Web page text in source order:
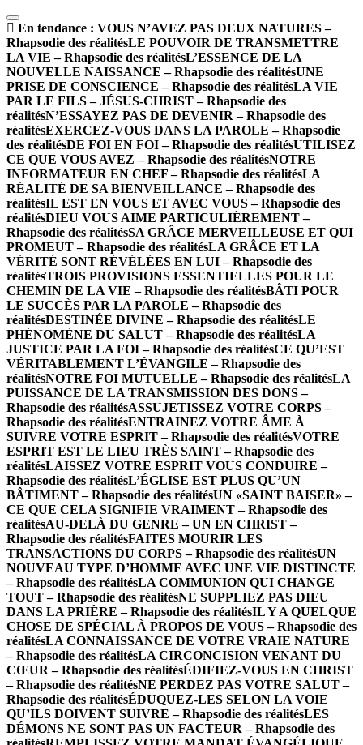
En tendance : VOUS N’AVEZ PAS DEUX NATURES –
Rhapsodie des réalitésLE POUVOIR DE TRANSMETTRE
LA VIE – Rhapsodie des réalitésL’ESSENCE DE LA
NOUVELLE NAISSANCE – Rhapsodie des réalitésUNE
PRISE DE CONSCIENCE – Rhapsodie des réalitésLA VIE
PAR LE FILS – JÉSUS-CHRIST – Rhapsodie des
réalitésN’ESSAYEZ PAS DE DEVENIR – Rhapsodie des
réalitésEXERCEZ-VOUS DANS LA PAROLE – Rhapsodie
des réalitésDE FOI EN FOI – Rhapsodie des réalitésUTILISEZ
CE QUE VOUS AVEZ – Rhapsodie des réalitésNOTRE
INFORMATEUR EN CHEF – Rhapsodie des réalitésLA
RÉALITÉ DE SA BIENVEILLANCE – Rhapsodie des
réalitésIL EST EN VOUS ET AVEC VOUS – Rhapsodie des
réalitésDIEU VOUS AIME PARTICULIÈREMENT –
Rhapsodie des réalitésSA GRÂCE MERVEILLEUSE ET QUI
PROMEUT – Rhapsodie des réalitésLA GRÂCE ET LA
VÉRITÉ SONT RÉVÉLÉES EN LUI – Rhapsodie des
réalitésTROIS PROVISIONS ESSENTIELLES POUR LE
CHEMIN DE LA VIE – Rhapsodie des réalitésBÂTI POUR
LE SUCCÈS PAR LA PAROLE – Rhapsodie des
réalitésDESTINÉE DIVINE – Rhapsodie des réalitésLE
PHÉNOMÈNE DU SALUT – Rhapsodie des réalitésLA
JUSTICE PAR LA FOI – Rhapsodie des réalitésCE QU’EST
VÉRITABLEMENT L’ÉVANGILE – Rhapsodie des
réalitésNOTRE FOI MUTUELLE – Rhapsodie des réalitésLA
PUISSANCE DE LA TRANSMISSION DES DONS –
Rhapsodie des réalitésASSUJETISSEZ VOTRE CORPS –
Rhapsodie des réalitésENTRAINEZ VOTRE ÂME À
SUIVRE VOTRE ESPRIT – Rhapsodie des réalitésVOTRE
ESPRIT EST LE LIEU TRÈS SAINT – Rhapsodie des
réalitésLAISSEZ VOTRE ESPRIT VOUS CONDUIRE –
Rhapsodie des réalitésL’ÉGLISE EST PLUS QU’UN
BÂTIMENT – Rhapsodie des réalitésUN «SAINT BAISER» –
CE QUE CELA SIGNIFIE VRAIMENT – Rhapsodie des
réalitésAU-DELÀ DU GENRE – UN EN CHRIST –
Rhapsodie des réalitésFAITES MOURIR LES
TRANSACTIONS DU CORPS – Rhapsodie des réalitésUN
NOUVEAU TYPE D’HOMME AVEC UNE VIE DISTINCTE
– Rhapsodie des réalitésLA COMMUNION QUI CHANGE
TOUT – Rhapsodie des réalitésNE SUPPLIEZ PAS DIEU
DANS LA PRIÈRE – Rhapsodie des réalitésIL Y A QUELQUE
CHOSE DE SPÉCIAL À PROPOS DE VOUS – Rhapsodie des
réalitésLA CONNAISSANCE DE VOTRE VRAIE NATURE
– Rhapsodie des réalitésLA CIRCONCISION VENANT DU
CŒUR – Rhapsodie des réalitésÉDIFIEZ-VOUS EN CHRIST
– Rhapsodie des réalitésNE PERDEZ PAS VOTRE SALUT –
Rhapsodie des réalitésÉDUQUEZ-LES SELON LA VOIE
QU’ILS DOIVENT SUIVRE – Rhapsodie des réalitésLES
DÉMONS NE SONT PAS UN FACTEUR – Rhapsodie des